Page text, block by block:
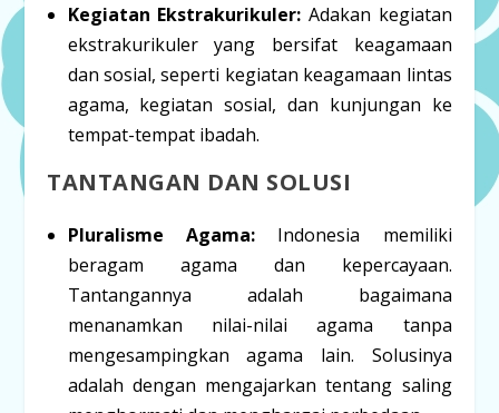
Kegiatan Ekstrakurikuler: Adakan kegiatan
ekstrakurikuler yang bersifat keagamaan
dan sosial, seperti kegiatan keagamaan lintas
agama, kegiatan sosial, dan kunjungan ke
tempat-tempat ibadah.
TANTANGAN DAN SOLUSI
Pluralisme Agama: Indonesia memiliki
beragam agama dan kepercayaan.
Tantangannya adalah bagaimana
menanamkan nilai-nilai agama tanpa
mengesampingkan agama lain. Solusinya
adalah dengan mengajarkan tentang saling